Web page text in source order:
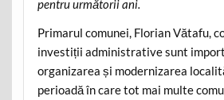
pentru următorii ani.
Primarul comunei, Florian Vătafu,
investiții administrative sunt
organizarea și modernizarea
perioadă în care tot mai multe